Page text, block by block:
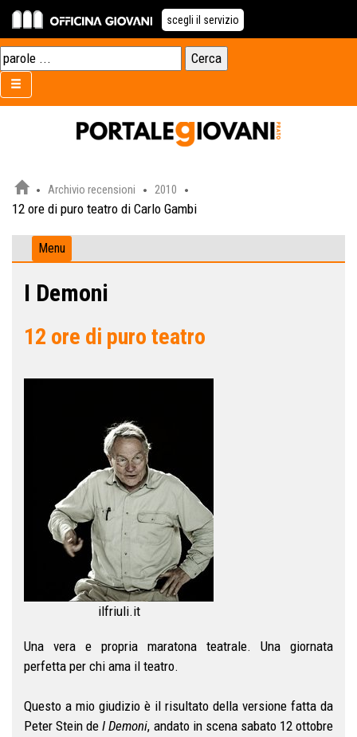
scegli il servizio
Archivio recensioni 2010
12 ore di puro teatro di Carlo Gambi
Menu
I Demoni
12 ore di puro teatro
ilfriuli.it
Una vera e propria maratona teatrale. Una giornata
perfetta per chi ama il teatro.
Questo a mio giudizio è il risultato della versione fatta da
Peter Stein deI Demoni, andato in scena sabato 12 ottobre